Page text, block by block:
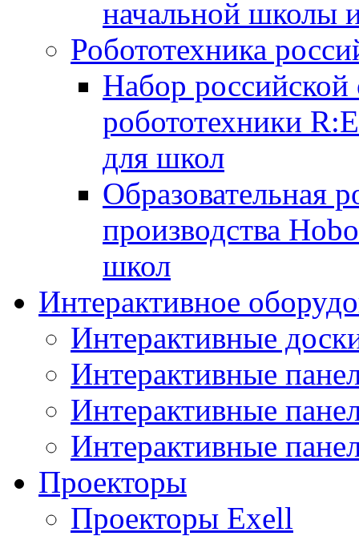
начальной школы
Робототехника
Набор российской
робототехники
для школ
Образовательная
производства
школ
Интерактивное
Интерактивные
Интерактивные
Интерактивные
Интерактивные
Проекторы
Проекторы Exell